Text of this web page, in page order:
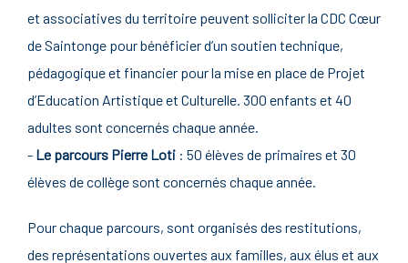
et associatives du territoire peuvent solliciter la CDC Cœur
de Saintonge pour bénéficier d’un soutien technique,
pédagogique et financier pour la mise en place de Projet
d’Education Artistique et Culturelle. 300 enfants et 40
adultes sont concernés chaque année.
- Le parcours Pierre Loti : 50 élèves de primaires et 30
élèves de collège sont concernés chaque année.
Pour chaque parcours, sont organisés des restitutions,
des représentations ouvertes aux familles, aux élus et aux